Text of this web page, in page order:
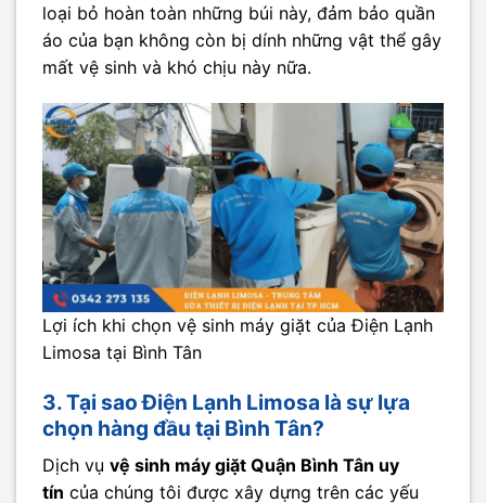
loại bỏ hoàn toàn những búi này, đảm bảo quần
áo của bạn không còn bị dính những vật thể gây
mất vệ sinh và khó chịu này nữa.
Lợi ích khi chọn vệ sinh máy giặt của Điện Lạnh
Limosa tại Bình Tân
3. Tại sao Điện Lạnh Limosa là sự lựa
chọn hàng đầu tại Bình Tân?
Dịch vụ vệ sinh máy giặt Quận Bình Tân uy
tín của chúng tôi được xây dựng trên các yếu